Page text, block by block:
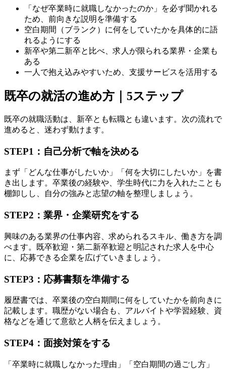
「なぜ卒業時に就職しなかったのか」を必ず聞かれる
ため、前向きな説明を準備する
空白期間（ブランク）に何をしていたかを具体的に語
れるようにする
新卒や第二新卒と比べ、求人が限られる業界・企業も
ある
一人で抱え込みやすいため、支援サービスを活用する
既卒の就活の進め方｜5ステップ
既卒の就職活動は、新卒とも転職とも違います。次の流れで
進めると、迷わず動けます。
STEP1：自己分析で軸を決める
まず「どんな仕事がしたいか」「何を大切にしたいか」を書
き出します。卒業後の経験や、学生時代に力を入れたことも
棚卸しし、自分の強みと志望の軸を整理しましょう。
STEP2：業界・企業研究をする
興味のある業界の仕事内容、求められるスキル、働き方を調
べます。既卒歓迎・第二新卒歓迎と明記された求人を中心
に、応募できる企業を広げていきましょう。
STEP3：応募書類を準備する
履歴書では、卒業後の空白期間に何をしていたかを前向きに
記載します。職歴がない場合も、アルバイトや学習経験、資
格などを通じて意欲と人柄を伝えましょう。
STEP4：面接対策をする
「卒業時に就職しなかった理由」「空白期間の過ごし方」